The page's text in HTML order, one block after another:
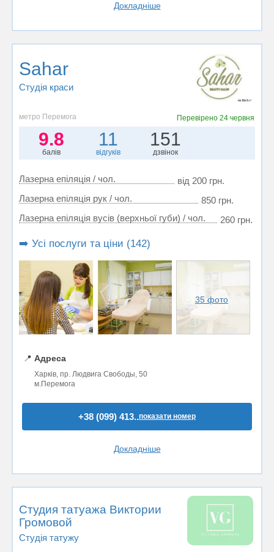
Докладніше
Sahar
Студія краси
метро Перемога Перевірено24 червня
9.8
балів
11
відгуків
151
дзвінок
Лазерна епіляція / чол.
від 200 грн.
Лазерна епіляція рук / чол.
850 грн.
Лазерна епіляція вусів (верхньої губи) / чол.
260 грн.
➡️ Усі послуги та ціни (142)
35 фото
📍 Адреса
Харків, пр. Людвига Свободы, 50
м.Перемога
+38 (099) 413..показати номер
Докладніше
Студия татуажа Виктории
Громовой
Студія татужу